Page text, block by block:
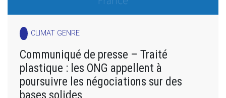
CLIMAT GENRE
Communiqué de presse – Traité
plastique : les ONG appellent à
poursuivre les négociations sur des
bases solides